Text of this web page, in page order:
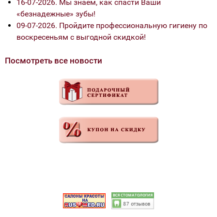
16-07-2026. Мы знаем, как спасти Ваши
«безнадежные» зубы!
09-07-2026. Пройдите профессиональную гигиену по
воскресеньям с выгодной скидкой!
Посмотреть все новости